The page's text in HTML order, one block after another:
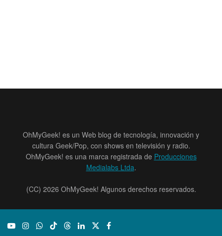
OhMyGeek! es un Web blog de tecnología, innovación y
cultura Geek/Pop, con shows en televisión y radio.
OhMyGeek! es una marca registrada de Producciones
Medialabs Ltda.
(CC) 2026 OhMyGeek! Algunos derechos reservados.